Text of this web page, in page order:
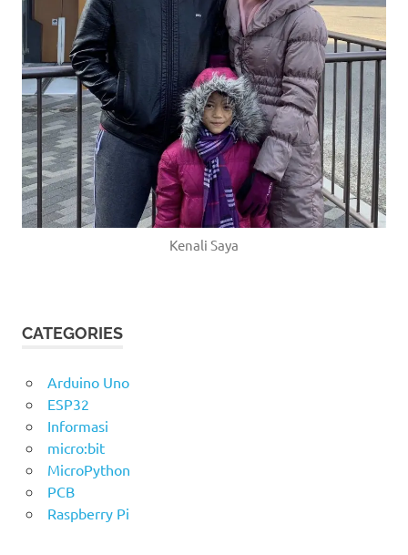
Kenali Saya
CATEGORIES
Arduino Uno
ESP32
Informasi
micro:bit
MicroPython
PCB
Raspberry Pi